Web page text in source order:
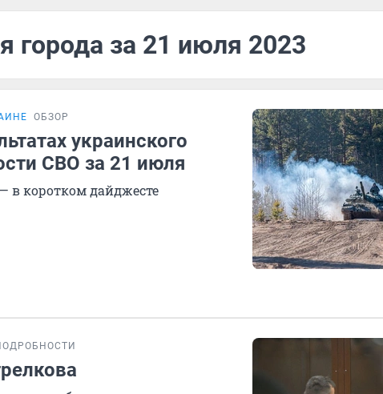
города за 21 июля 2023
ОБЗОР
украинского
СВО за 21 июля
в коротком дайджесте